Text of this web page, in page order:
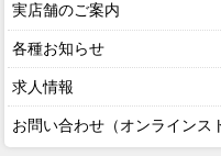
実店舗のご案内
各種お知らせ
求人情報
お問い合わせ（オンラインス